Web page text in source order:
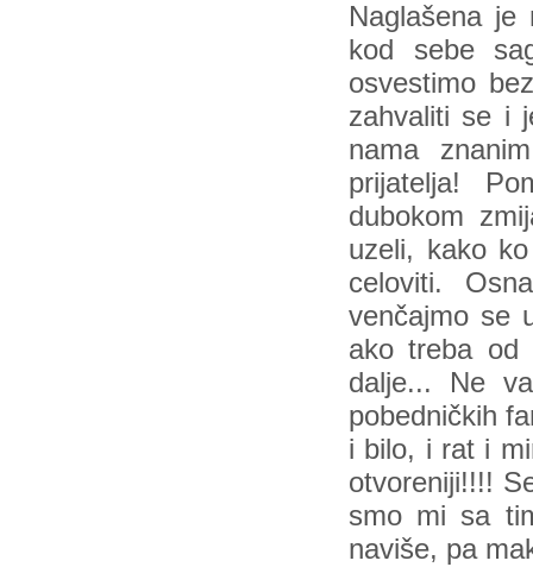
Naglašena
kod sebe
osvestimo
zahvaliti se i
nama
prijatelja!
dubokom
uzeli, kako
celoviti.
venčajmo se
ako treba od
dalje... Ne
pobedničkih
i bilo, i rat i
otvoreniji!!!!
smo mi sa
naviše, pa